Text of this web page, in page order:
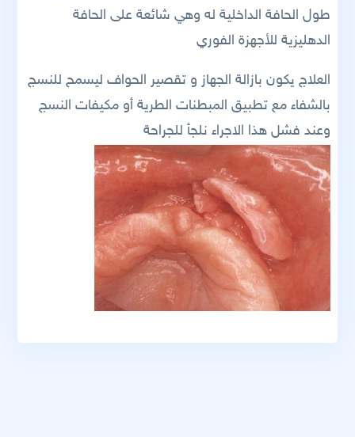
طول الحافة الداخلية له وهي شائعة على الحافة
الدهليزية للأجهزة الفوري
العلاج يكون بازالة الجهاز و تقصير الحواف ليسمح للنسج
بالشفاء مع تطبيق المبطنات الطرية أو مكيفات النسج
وعند فشل هذا الاجراء نلجأ للجراحة